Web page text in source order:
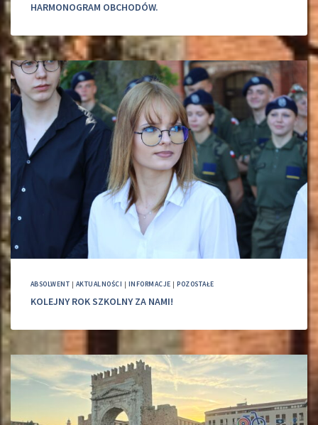
HARMONOGRAM OBCHODÓW.
ABSOLWENT | AKTUALNOŚCI | INFORMACJE |POZOSTAŁE
KOLEJNY ROK SZKOLNY ZA NAMI!